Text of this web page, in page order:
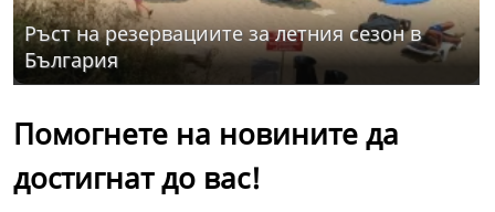
Ръст на резервациите за летния сезон в
България
Помогнете на новините да
достигнат до вас!